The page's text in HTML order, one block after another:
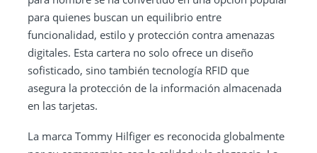
para quienes buscan un equilibrio entre
funcionalidad, estilo y protección contra amenazas
digitales. Esta cartera no solo ofrece un diseño
sofisticado, sino también tecnología RFID que
asegura la protección de la información almacenada
en las tarjetas.
La marca Tommy Hilfiger es reconocida globalmente